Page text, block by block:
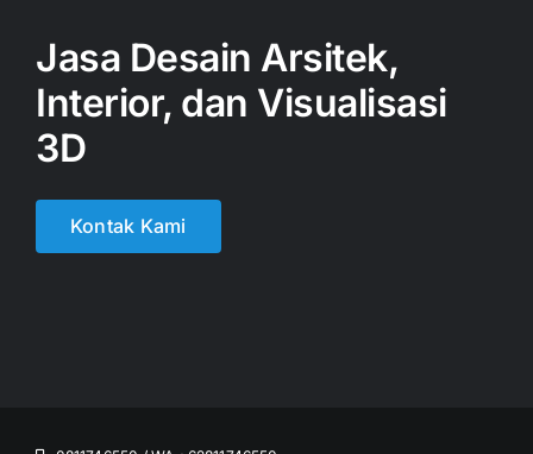
Jasa Desain Arsitek,
Interior, dan Visualisasi
3D
Kontak Kami